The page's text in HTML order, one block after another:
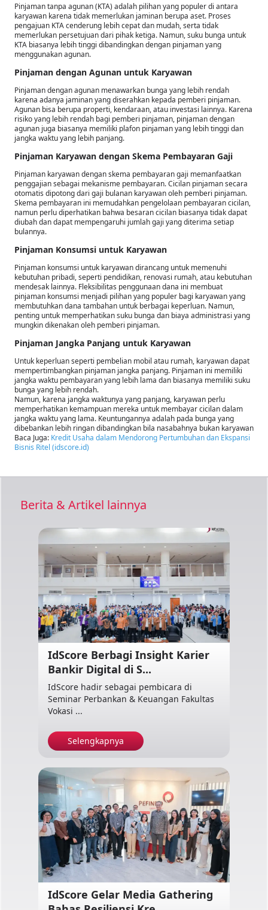
Pinjaman tanpa agunan (KTA) adalah pilihan yang populer di antara
karyawan karena tidak memerlukan jaminan berupa aset. Proses
pengajuan KTA cenderung lebih cepat dan mudah, serta tidak
memerlukan persetujuan dari pihak ketiga. Namun, suku bunga untuk
KTA biasanya lebih tinggi dibandingkan dengan pinjaman yang
menggunakan agunan.
Pinjaman dengan Agunan untuk Karyawan
Pinjaman dengan agunan menawarkan bunga yang lebih rendah
karena adanya jaminan yang diserahkan kepada pemberi pinjaman.
Agunan bisa berupa properti, kendaraan, atau investasi lainnya. Karena
risiko yang lebih rendah bagi pemberi pinjaman, pinjaman dengan
agunan juga biasanya memiliki plafon pinjaman yang lebih tinggi dan
jangka waktu yang lebih panjang.
Pinjaman Karyawan dengan Skema Pembayaran Gaji
Pinjaman karyawan dengan skema pembayaran gaji memanfaatkan
penggajian sebagai mekanisme pembayaran. Cicilan pinjaman secara
otomatis dipotong dari gaji bulanan karyawan oleh pemberi pinjaman.
Skema pembayaran ini memudahkan pengelolaan pembayaran cicilan,
namun perlu diperhatikan bahwa besaran cicilan biasanya tidak dapat
diubah dan dapat mempengaruhi jumlah gaji yang diterima setiap
bulannya.
Pinjaman Konsumsi untuk Karyawan
Pinjaman konsumsi untuk karyawan dirancang untuk memenuhi
kebutuhan pribadi, seperti pendidikan, renovasi rumah, atau kebutuhan
mendesak lainnya. Fleksibilitas penggunaan dana ini membuat
pinjaman konsumsi menjadi pilihan yang populer bagi karyawan yang
membutuhkan dana tambahan untuk berbagai keperluan. Namun,
penting untuk memperhatikan suku bunga dan biaya administrasi yang
mungkin dikenakan oleh pemberi pinjaman.
Pinjaman Jangka Panjang untuk Karyawan
Untuk keperluan seperti pembelian mobil atau rumah, karyawan dapat
mempertimbangkan pinjaman jangka panjang. Pinjaman ini memiliki
jangka waktu pembayaran yang lebih lama dan biasanya memiliki suku
bunga yang lebih rendah.
Namun, karena jangka waktunya yang panjang, karyawan perlu
memperhatikan kemampuan mereka untuk membayar cicilan dalam
jangka waktu yang lama. Keuntungannya adalah pada bunga yang
dibebankan lebih ringan dibandingkan bila nasabahnya bukan karyawan
Baca Juga: Kredit Usaha dalam Mendorong Pertumbuhan dan Ekspansi
Bisnis Ritel (idscore.id)
Berita & Artikel lainnya
IdScore Berbagi Insight Karier
Bankir Digital di S...
IdScore hadir sebagai pembicara di
Seminar Perbankan & Keuangan Fakultas
Vokasi ...
Selengkapnya
IdScore Gelar Media Gathering